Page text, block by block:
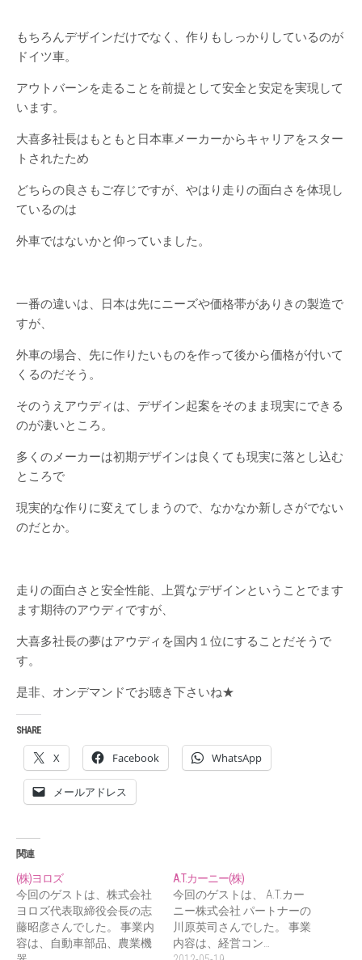
もちろんデザインだけでなく、作りもしっかりしているのが
ドイツ車。
アウトバーンを走ることを前提として安全と安定を実現して
います。
大喜多社長はもともと日本車メーカーからキャリアをスター
トされたため
どちらの良さもご存じですが、やはり走りの面白さを体現し
ているのは
外車ではないかと仰っていました。
一番の違いは、日本は先にニーズや価格帯がありきの製造で
すが、
外車の場合、先に作りたいものを作って後から価格が付いて
くるのだそう。
そのうえアウディは、デザイン起案をそのまま現実にできる
のが凄いところ。
多くのメーカーは初期デザインは良くても現実に落とし込む
ところで
現実的な作りに変えてしまうので、なかなか新しさがでない
のだとか。
走りの面白さと安全性能、上質なデザインということでます
ます期待のアウディですが、
大喜多社長の夢はアウディを国内１位にすることだそうで
す。
是非、オンデマンドでお聴き下さいね★
SHARE
X Facebook WhatsApp
メールアドレス
関連
(株)ヨロズ
今回のゲストは、株式会社
ヨロズ代表取締役会長の志
藤昭彦さんでした。 事業内
容は、自動車部品、農業機
A.T.カーニー(株)
今回のゲストは、 A.T.カー
ニー株式会社 パートナーの
川原英司さんでした。 事業
内容は、経営コン…